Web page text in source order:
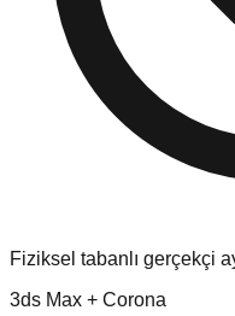
Fiziksel tabanlı gerçekçi
3ds Max + Corona